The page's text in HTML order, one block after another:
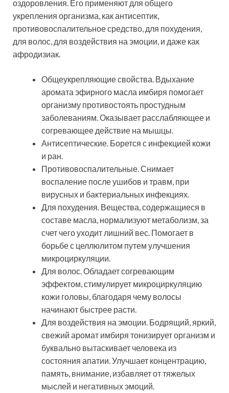
оздоровления. Его применяют для общего
укрепления организма, как антисептик,
противовоспалительное средство, для похудения,
для волос, для воздействия на эмоции, и даже как
афродизиак.
Общеукрепляющие свойства. Вдыхание
аромата эфирного масла имбиря помогает
организму противостоять простудным
заболеваниям. Оказывает расслабляющее и
согревающее действие на мышцы.
Антисептические. Борется с инфекцией кожи
и ран.
Противовоспалительные. Снимает
воспаление после ушибов и травм, при
вирусных и бактериальных инфекциях.
Для похудения. Вещества, содержащиеся в
составе масла, нормализуют метаболизм, за
счет чего уходит лишний вес. Помогает в
борьбе с целлюлитом путем улучшения
микроциркуляции.
Для волос. Обладает согревающим
эффектом, стимулирует микроциркуляцию
кожи головы, благодаря чему волосы
начинают быстрее расти.
Для воздействия на эмоции. Бодрящий, яркий,
свежий аромат имбиря тонизирует организм и
буквально вытаскивает человека из
состояния апатии. Улучшает концентрацию,
память, внимание, избавляет от тяжелых
мыслей и негативных эмоций.